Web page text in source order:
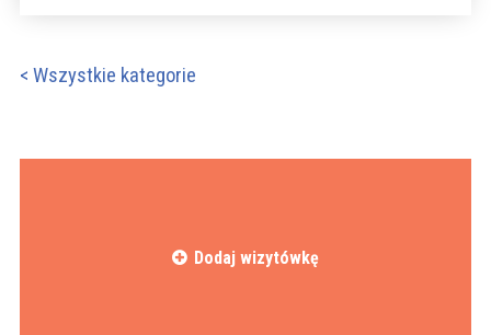
< Wszystkie kategorie
Dodaj wizytówkę